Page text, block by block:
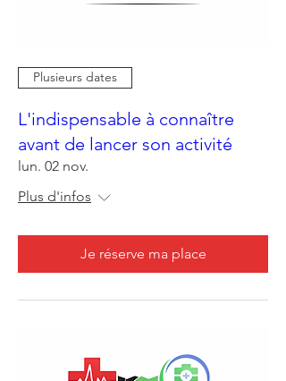
Plusieurs dates
L'indispensable à connaître
avant de lancer son activité
lun. 02 nov.
Plus d'infos
Je réserve ma place